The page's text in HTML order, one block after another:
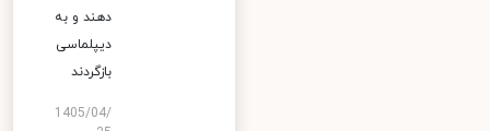
دهند و به
دیپلماسی
بازگردند
1405/04/